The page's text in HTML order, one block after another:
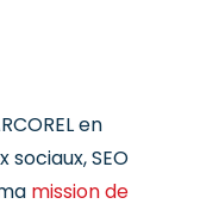
en
SEO
mission de